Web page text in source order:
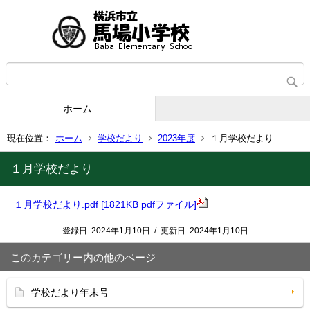
ホーム
現在位置： ホーム 学校だより 2023年度 １月学校だより
１月学校だより
１月学校だより.pdf [1821KB pdfファイル]
登録日: 2024年1月10日 / 更新日: 2024年1月10日
このカテゴリー内の他のページ
学校だより年末号